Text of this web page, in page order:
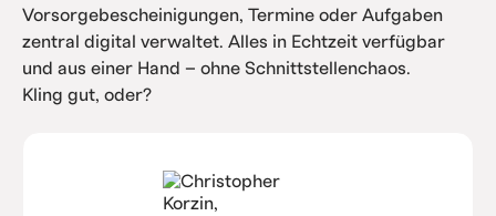
Vorsorgebescheinigungen, Termine oder Aufgaben
zentral digital verwaltet. Alles in Echtzeit verfügbar
und aus einer Hand – ohne Schnittstellenchaos.
Kling gut, oder?